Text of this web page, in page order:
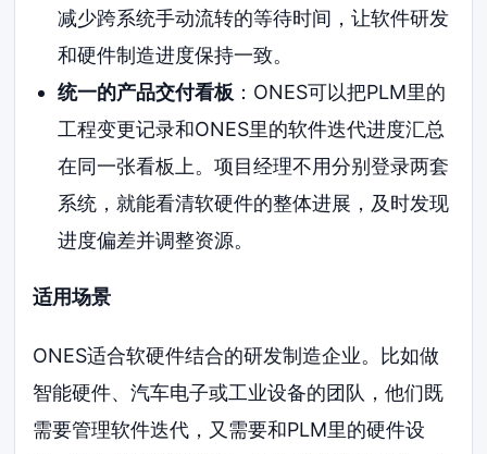
减少跨系统手动流转的等待时间，让软件研发
和硬件制造进度保持一致。
统一的产品交付看板：ONES可以把PLM里的
工程变更记录和ONES里的软件迭代进度汇总
在同一张看板上。项目经理不用分别登录两套
系统，就能看清软硬件的整体进展，及时发现
进度偏差并调整资源。
适用场景
ONES适合软硬件结合的研发制造企业。比如做
智能硬件、汽车电子或工业设备的团队，他们既
需要管理软件迭代，又需要和PLM里的硬件设